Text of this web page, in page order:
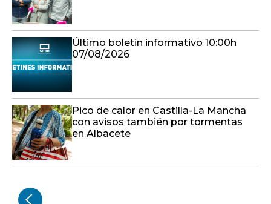
Último boletín informativo 10:00h
07/08/2026
Pico de calor en Castilla-La Mancha
con avisos también por tormentas
en Albacete